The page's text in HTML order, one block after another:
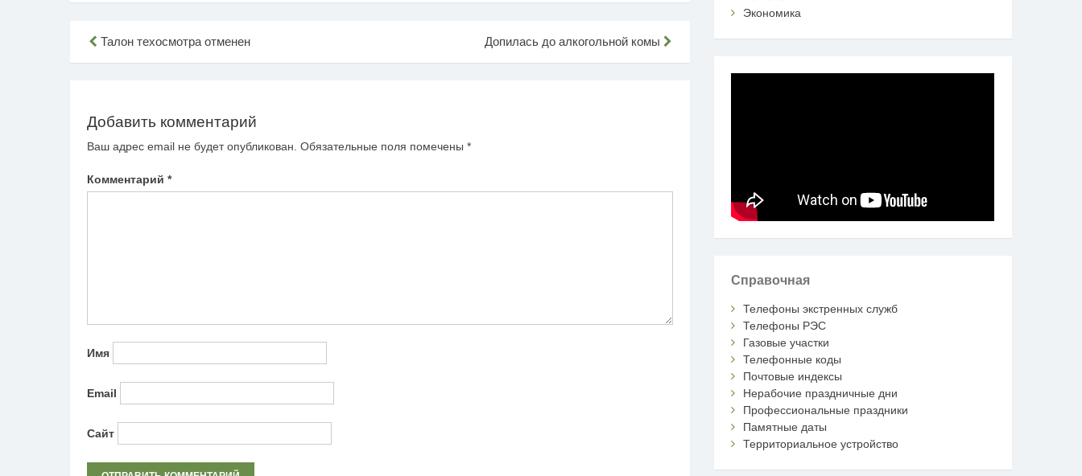
Навигация
по
Талон техосмотра отменен Допилась до алкогольной комы
Добавить комментарий
Ваш адрес email не будет опубликован. Обязательные поля помечены *
Комментарий *
Имя
Email
Сайт
Экономика
Справочная
Телефоны экстренных служб
Телефоны РЭС
Газовые участки
Телефонные коды
Почтовые индексы
Нерабочие праздничные дни
Профессиональные праздники
Памятные даты
Территориальное устройство